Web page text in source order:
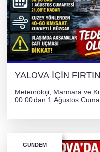
YALOVA İÇİN
Meteoroloji; Marmara ve
00.00'dan 1 Ağustos
GÜNDEM